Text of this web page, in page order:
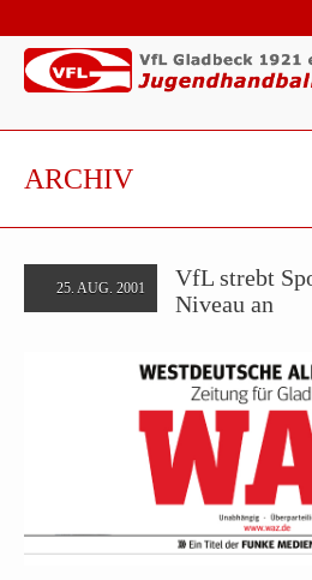
ARCHIV
25. AUG. 2001
VfL strebt
Niveau an